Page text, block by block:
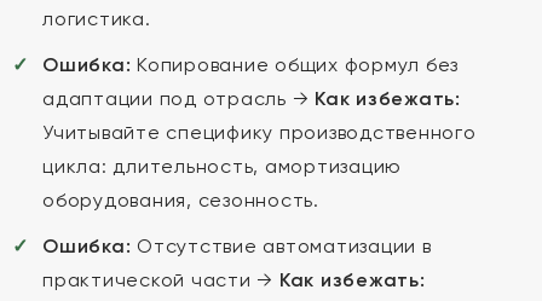
логистика.
Ошибка: Копирование общих формул без
адаптации под отрасль → Как избежать:
Учитывайте специфику производственного
цикла: длительность, амортизацию
оборудования, сезонность.
Ошибка: Отсутствие автоматизации в
практической части → Как избежать: